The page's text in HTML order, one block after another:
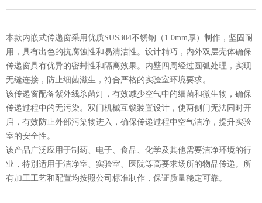
本款内嵌式传递窗采用优质SUS304不锈钢（1.0mm厚）制作，坚固耐
用，具有出色的抗腐蚀性和易清洁性。设计精巧，内外双层壳体确保
传递窗具有优异的密封性和隔离效果。内壁四周经过圆弧处理，实现
无缝连接，防止细菌滋生，符合严格的实验室环境要求。
该传递窗配备紫外线杀菌灯，有效减少空气中的细菌和微生物，确保
传递过程中的无污染。双门机械互锁装置设计，使两侧门无法同时开
启，有效防止外部污染物进入，确保传递过程中空气洁净，提升实验
室的安全性。
该产品广泛应用于制药、电子、食品、化学及其他需要洁净环境的行
业，特别适用于洁净室、实验室、医院等高要求场所的物品传递。所
有加工工艺和配置均按照公司标准制作，保证质量稳定可靠。